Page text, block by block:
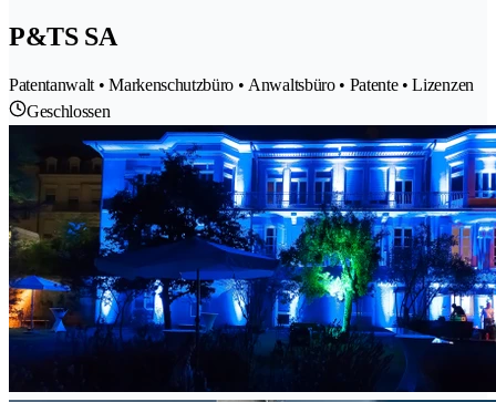
P&TS SA
Patentanwalt • Markenschutzbüro • Anwaltsbüro • Patente • Lizenzen
Geschlossen